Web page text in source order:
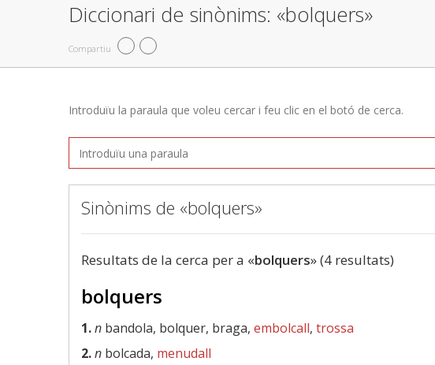
Diccionari de sinònims: «bolquers»
Compartiu
Introduïu la paraula que voleu cercar i feu clic en el botó de cerca.
Sinònims de «bolquers»
Resultats de la cerca per a «bolquers» (4 resultats)
bolquers
1.n bandola, bolquer, braga, embolcall, trossa
2.n bolcada, menudall